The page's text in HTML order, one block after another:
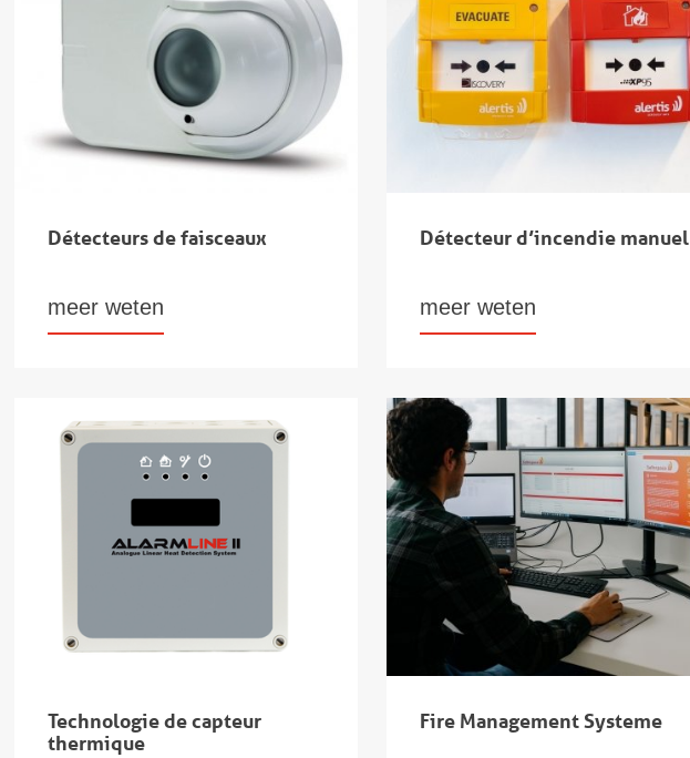
Détecteurs de faisceaux
meer weten
Détecteur d’incendie manuel
meer weten
Technologie de capteur
thermique
Fire Management Systeme